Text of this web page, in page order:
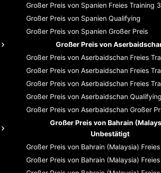
Großer Preis von Spanien Freies Training 3
Großer Preis von Spanien Qualifying
Großer Preis von Spanien Großer Preis
Großer Preis von
Großer Preis von Aserbaidschan Freies
Großer Preis von Aserbaidschan Freies
Großer Preis von Aserbaidschan Freies
Großer Preis von Aserbaidschan Qualifying
Großer Preis von Aserbaidschan Großer
Großer Preis von Bahrain
Unbestätigt
Großer Preis von Bahrain (Malaysia)
Großer Preis von Bahrain (Malaysia)